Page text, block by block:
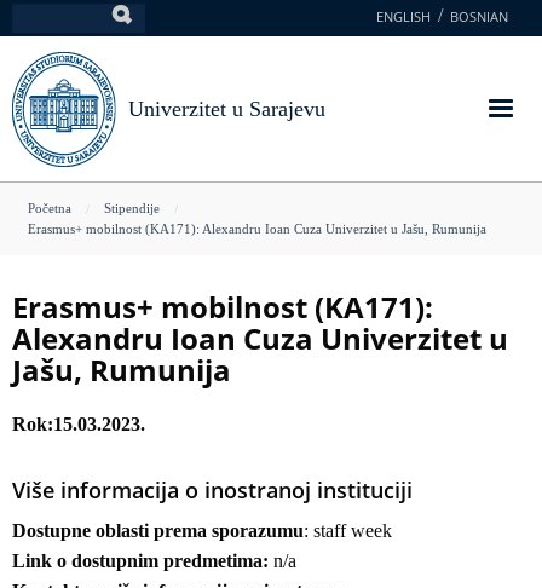
na
glavni
sadržaj
ENGLISH BOSNIAN
Univerzitet u Sarajevu
You
Početna
Stipendije
Erasmus+ mobilnost (KA171): Alexandru Ioan Cuza Univerzitet u Jašu, Rumunija
Erasmus+ mobilnost (KA171):
Alexandru Ioan Cuza Univerzitet u
Jašu, Rumunija
Rok 15.03.2023.
Više informacija o inostranoj instituciji
Dostupne oblasti prema sporazumu: staff week
Link o dostupnim predmetima: n/a